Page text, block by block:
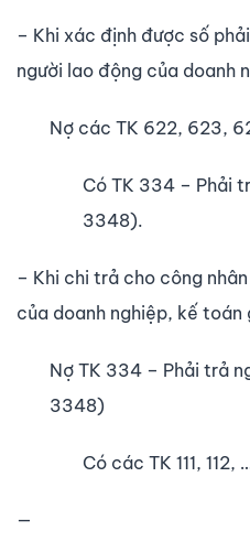
– Khi xác định được số
người lao động của doanh
Nợ các TK 622, 623,
Có TK 334 – Phải
3348).
– Khi chi trả cho công
của doanh nghiệp, kế toán
Nợ TK 334 – Phải trả
3348)
Có các TK 111, 112,
—